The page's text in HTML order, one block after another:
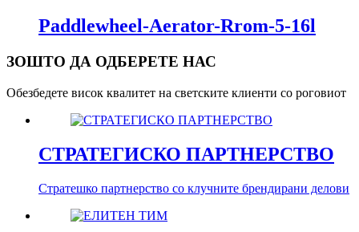
Paddlewheel-Aerator-Rrom-5-16l
ЗОШТО ДА ОДБЕРЕТЕ НАС
Обезбедете висок квалитет на светските клиенти со роговиот
СТРАТЕГИСКО ПАРТНЕРСТВО
Стратешко партнерство со клучните брендирани делови